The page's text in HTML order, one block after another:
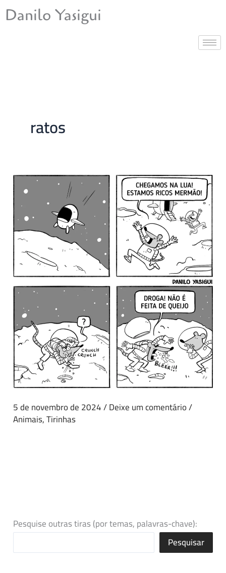
para
Danilo Yasigui
ratos
5 de novembro de 2024/Deixe um comentário/
Animais,Tirinhas
Pesquise outras tiras (por temas, palavras-chave):
Pesquisar